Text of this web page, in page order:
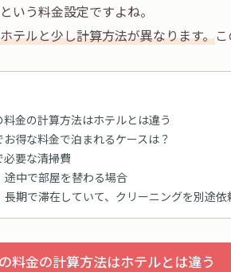
いう料金設定ですよね。
テルと少し計算方法が異なります。
料金の計算方法はホテルとは違う
お得な料金で泊まれるケースは？
必要な清掃費
途中で部屋を替わる場合
長期で滞在していて、クリーニングを別途
料金の計算方法はホテルとは違う